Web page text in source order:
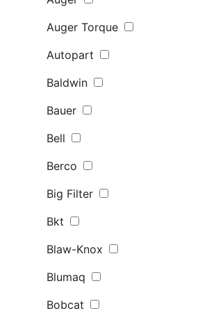
Auger Torque
Autopart
Baldwin
Bauer
Bell
Berco
Big Filter
Bkt
Blaw-Knox
Blumaq
Bobcat